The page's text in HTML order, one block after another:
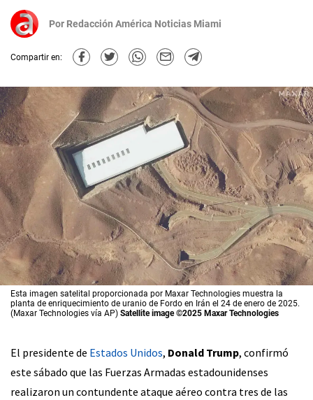
Por Redacción América Noticias Miami
Compartir en:
Esta imagen satelital proporcionada por Maxar Technologies muestra la
planta de enriquecimiento de uranio de Fordo en Irán el 24 de enero de 2025.
(Maxar Technologies vía AP) Satellite image ©2025 Maxar Technologies
El presidente de Estados Unidos, Donald Trump, confirmó
este sábado que las Fuerzas Armadas estadounidenses
realizaron un contundente ataque aéreo contra tres de las